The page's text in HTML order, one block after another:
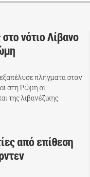
νότιο Λίβανο
πλήγματα στον
στη Ρώμη οι
της λιβανέζικης
από επίθεση